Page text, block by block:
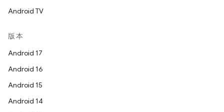
Android TV
版本
Android 17
Android 16
Android 15
Android 14